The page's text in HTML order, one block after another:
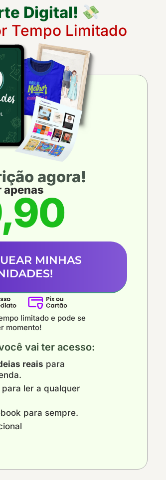
Digital!
Tempo Limitado
agora!
MINHAS
limitado e pode se
momento!
vai ter acesso:
reais para
para ler a qualquer
para sempre.